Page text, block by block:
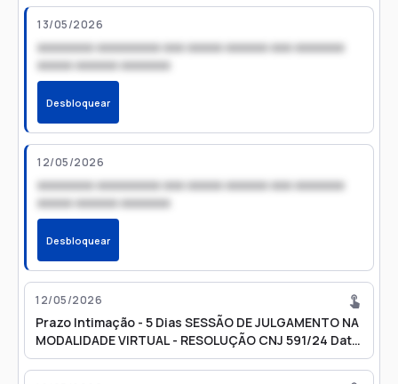
13/05/2026
xxxxxxxx xxxxxxxxx xxx xxxxx xxxxxx xxx xxxxxxx
xxxxx xxxxxx xxxxxxx
Desbloquear
12/05/2026
xxxxxxxx xxxxxxxxx xxx xxxxx xxxxxx xxx xxxxxxx
xxxxx xxxxxx xxxxxxx
Desbloquear
12/05/2026
Prazo Intimação - 5 Dias SESSÃO DE JULGAMENTO NA
MODALIDADE VIRTUAL - RESOLUÇÃO CNJ 591/24 Data
da pauta:25/05/2026 às 00:01 Íntegra da pauta de
julgamento (após publicação no DJEN):